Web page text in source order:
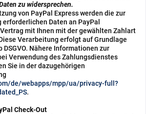
zu widersprechen.
von PayPal Express werden die zur
Daten an PayPal
mit Ihnen mit der gewählten Zahlart
Verarbeitung erfolgt auf Grundlage
DSGVO. Nähere Informationen zur
Verwendung des Zahlungsdienstes
Sie in der dazugehörigen
de/webapps/mpp/ua/privacy-full?
.
Check-Out